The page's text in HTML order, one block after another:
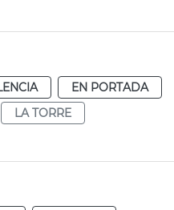
EN PORTADA
LA TORRE